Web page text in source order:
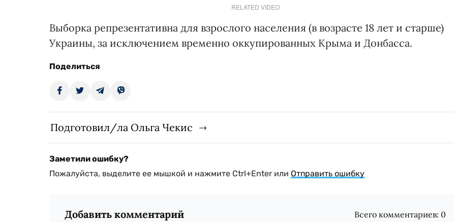
RELATED VIDEO
Выборка репрезентативна для взрослого населения (в возрасте 18 лет и старше)
Украины, за исключением временно оккупированных Крыма и Донбасса.
Поделиться
Подготовил/ла Ольга Чекис
Заметили ошибку?
Пожалуйста, выделите ее мышкой и нажмите Ctrl+Enter или Отправить ошибку
Добавить комментарий Всего комментариев: 0